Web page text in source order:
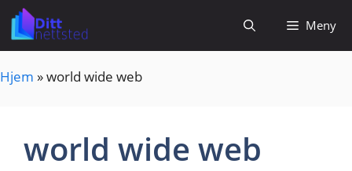
Hopp
innhold
Meny
Hjem »world wide web
world wide web